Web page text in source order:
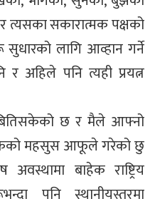
त्यसका सकारात्मक पक्षको
सुधारको लागि आव्हान गर्ने
र अहिले पनि त्यही प्रयत्न
छ र मैले आफ्नो
महसुस आफूले गरेको छु
बाहेक राष्ट्रिय